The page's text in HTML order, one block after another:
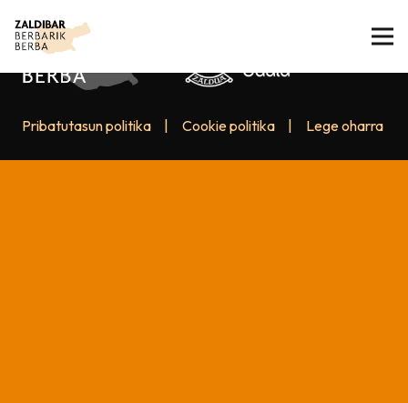
Pribatutasun politika Cookie politika Lege oharra